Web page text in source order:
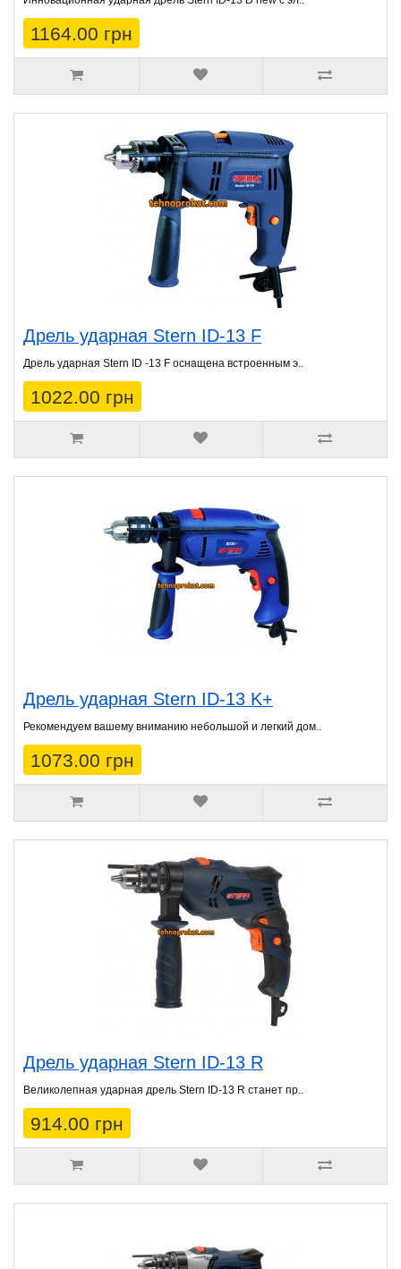
1164.00 грн
Дрель ударная Stern ID-13 F
Дрель ударная Stern ID -13 F оснащена встроенным э..
1022.00 грн
Дрель ударная Stern ID-13 K+
Рекомендуем вашему вниманию небольшой и легкий дом..
1073.00 грн
Дрель ударная Stern ID-13 R
Великолепная ударная дрель Stern ID-13 R станет пр..
914.00 грн